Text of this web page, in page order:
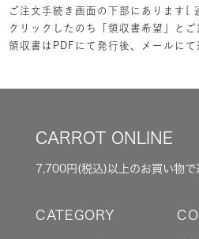
ご注文手続き画面の下部にあります[
クリックしたのち「領収書希望」とご
領収書はPDFにて発行後、メールにて
CARROT ONLINE
7,700円(税込)以上のお買い物で